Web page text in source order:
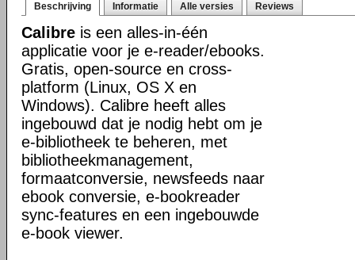
Beschrijving Informatie Alle versies Reviews
Calibre is een alles-in-één
applicatie voor je e-reader/ebooks.
Gratis, open-source en cross-
platform (Linux, OS X en
Windows). Calibre heeft alles
ingebouwd dat je nodig hebt om je
e-bibliotheek te beheren, met
bibliotheekmanagement,
formaatconversie, newsfeeds naar
ebook conversie, e-bookreader
sync-features en een ingebouwde
e-book viewer.